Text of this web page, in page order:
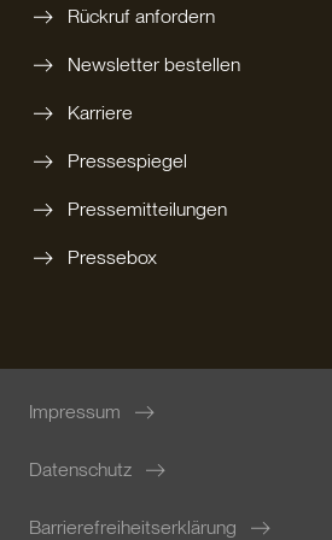
Rückruf anfordern
Newsletter bestellen
Karriere
Pressespiegel
Pressemitteilungen
Pressebox
Impressum
Datenschutz
Barrierefreiheitserklärung